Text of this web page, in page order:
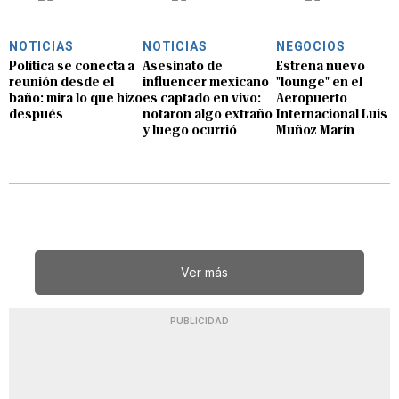
NOTICIAS
Política se conecta a
reunión desde el
baño: mira lo que hizo
después
NOTICIAS
Asesinato de
influencer mexicano
es captado en vivo:
notaron algo extraño
y luego ocurrió
NEGOCIOS
Estrena nuevo
"lounge" en el
Aeropuerto
Internacional Luis
Muñoz Marín
Ver más
PUBLICIDAD